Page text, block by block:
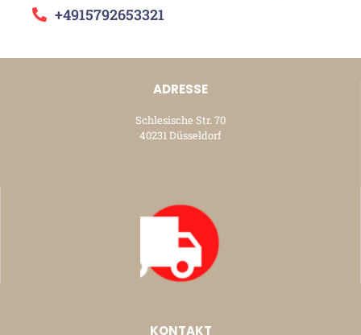
+4915792653321
ADRESSE
Schlesische Str. 70
40231 Düsseldorf
KONTAKT